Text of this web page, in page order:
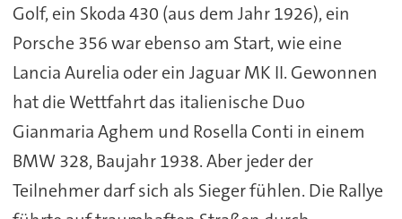
Golf, ein Skoda 430 (aus dem Jahr 1926), ein
Porsche 356 war ebenso am Start, wie eine
Lancia Aurelia oder ein Jaguar MK II. Gewonnen
hat die Wettfahrt das italienische Duo
Gianmaria Aghem und Rosella Conti in einem
BMW 328, Baujahr 1938. Aber jeder der
Teilnehmer darf sich als Sieger fühlen. Die Rallye